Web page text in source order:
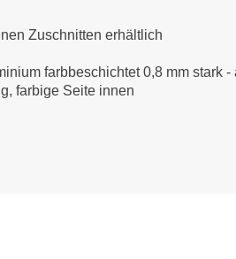
Zuschnitten erhältlich
farbbeschichtet 0,8 mm stark
farbige Seite innen